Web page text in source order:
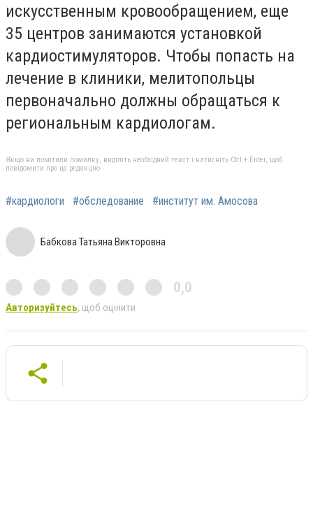
искусственным кровообращением, еще
35 центров занимаются установкой
кардиостимуляторов. Чтобы попасть на
лечение в клиники, мелитопольцы
первоначально должны обращаться к
региональным кардиологам.
Якщо ви помітили помилку, виділіть необхідний текст і натисніть Ctrl + Enter, щоб
повідомити про це редакцію
#кардиологи #обследование #институт им. Амосова
Бабкова Татьяна Викторовна
0,0
Авторизуйтесь, щоб оцінити